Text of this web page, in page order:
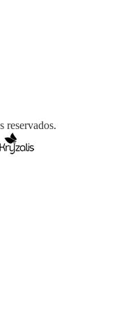
reservados.